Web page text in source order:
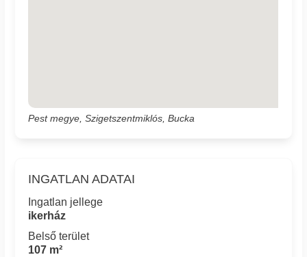
Pest megye, Szigetszentmiklós, Bucka
INGATLAN ADATAI
Ingatlan jellege
ikerház
Belső terület
107 m²